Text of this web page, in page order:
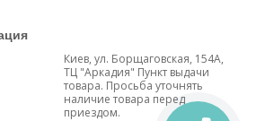
Киев, ул. Борщаговская, 154А,
ТЦ "Аркадия" Пункт выдачи
товара. Просьба уточнять
наличие товара перед
приездом.